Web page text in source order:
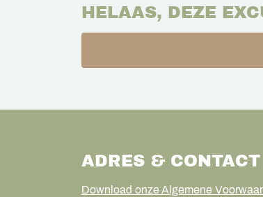
HELAAS, DEZE
ADRES & CONTACT
Download onze Algemene